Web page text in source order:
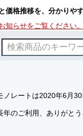
価格推移を、分かりや
知らせをご覧ください。
ノレートは2020年6月
年のご利用、ありがとう